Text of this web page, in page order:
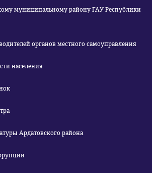
муниципальному району ГАУ Республики
органов местного самоуправления
населения
Ардатовского района